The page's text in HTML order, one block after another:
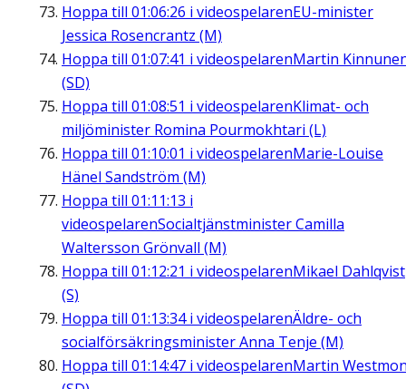
Hoppa till 01:06:26 i videospelarenEU-minister
Jessica Rosencrantz (M)
Hoppa till 01:07:41 i videospelarenMartin
(SD)
Hoppa till 01:08:51 i videospelarenKlimat- och
miljöminister Romina Pourmokhtari (L)
Hoppa till 01:10:01 i videospelarenMarie-Louise
Hänel Sandström (M)
Hoppa till 01:11:13 i
videospelarenSocialtjänstminister Camilla
Waltersson Grönvall (M)
Hoppa till 01:12:21 i videospelarenMikael Dahlqvist
(S)
Hoppa till 01:13:34i videospelarenÄldre- och
socialförsäkringsminister Anna Tenje (M)
Hoppa till 01:14:47 i videospelarenMartin